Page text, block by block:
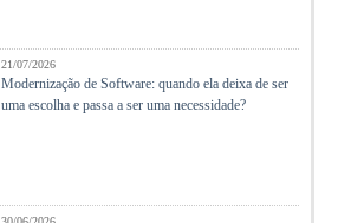
21/07/2026
Modernização de Software: quando ela deixa de ser
uma escolha e passa a ser uma necessidade?